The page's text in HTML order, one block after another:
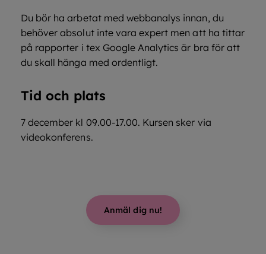
Du bör ha arbetat med webbanalys innan, du
behöver absolut inte vara expert men att ha tittar
på rapporter i tex Google Analytics är bra för att
du skall hänga med ordentligt.
Tid och plats
7 december kl 09.00-17.00. Kursen sker via
videokonferens.
Anmäl dig nu!